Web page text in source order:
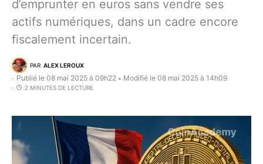
d’emprunter en euros sans vendre ses
actifs numériques, dans un cadre encore
fiscalement incertain.
PAR ALEX LEROUX
Publié le 08 mai 2025 à 09h22 • Modifié le 08 mai 2025 à 14h09
2 MINUTES DE LECTURE